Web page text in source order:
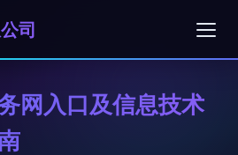
司
网入口及信息技术